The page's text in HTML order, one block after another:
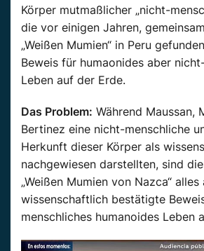
Körper mutmaßlicher „nicht-
die vor einigen Jahren, gemeinsam
„Weißen Mumien“ in Peru gefunden
Beweis für humaonides aber
Leben auf der Erde.
Das Problem: Während Maussan,
Bertinez eine nicht-menschliche
Herkunft dieser Körper als
nachgewiesen darstellten, sind
„Weißen Mumien von Nazca“
wissenschaftlich bestätigte
menschliches humanoides Leben